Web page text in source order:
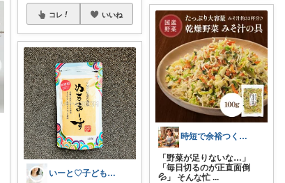
コレ いいね
いーと♡子ども日用品/スイーツギフト/猫
時短で余裕つくる主婦🍀キッチン
「野菜が足りないな…」
「毎日切るのが正直面倒
💦」 そんな忙 ...